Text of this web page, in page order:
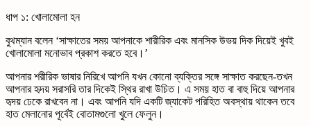
ধাপ ১: খোলামোলা হন
বুথম্যান বলেন ‘সাক্ষাতের সময় আপনাকে শারীরিক এবং মানসিক উভয় দিক দিয়েই খুবই
খোলামোলা মনোভাব প্রকাশ করতে হবে।’
আপনার শরীরিক ভাষার নিরিখে আপনি যখন কোনো ব্যক্তির সঙ্গে সাক্ষাত করছেন-তখন
আপনার হৃদয় সরাসরি তার দিকেই স্থির রাখা উচিত। এ সময় হাত বা বাহু দিয়ে আপনার
হৃদয় ঢেকে রাখবেন না। এবং আপনি যদি একটি জ্যাকেট পরিহিত অবস্থায় থাকেন তবে
হাত মেলানোর পূর্বেই বোতামগুলো খুলে ফেলুন।